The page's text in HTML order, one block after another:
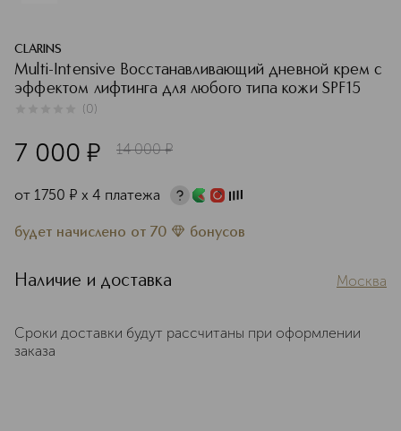
CLARINS
Multi-Intensive Восстанавливающий дневной крем с
эффектом лифтинга для любого типа кожи SPF15
(0)
7 000 ¤ 14 000 ¤
от 1750 ¤ х 4 платежа
будет начислено от 70 бонусов
Наличие и доставка Москва
Сроки доставки будут рассчитаны при оформлении
заказа